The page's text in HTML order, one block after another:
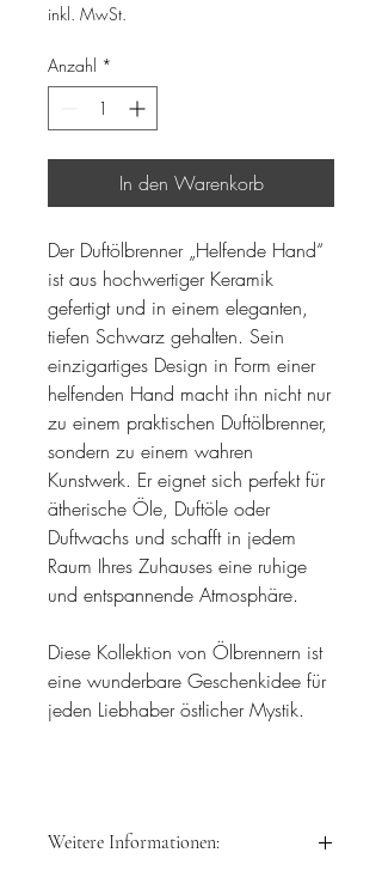
inkl. MwSt.
Anzahl *
In den Warenkorb
Der Duftölbrenner „Helfende Hand“
ist aus hochwertiger Keramik
gefertigt und in einem eleganten,
tiefen Schwarz gehalten. Sein
einzigartiges Design in Form einer
helfenden Hand macht ihn nicht nur
zu einem praktischen Duftölbrenner,
sondern zu einem wahren
Kunstwerk. Er eignet sich perfekt für
ätherische Öle, Duftöle oder
Duftwachs und schafft in jedem
Raum Ihres Zuhauses eine ruhige
und entspannende Atmosphäre.
Diese Kollektion von Ölbrennern ist
eine wunderbare Geschenkidee für
jeden Liebhaber östlicher Mystik.
Weitere Informationen: